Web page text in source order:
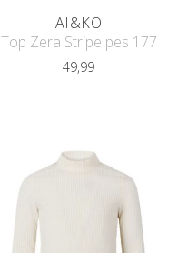
AI&KO
Top Zera Stripe pes 177
49,99